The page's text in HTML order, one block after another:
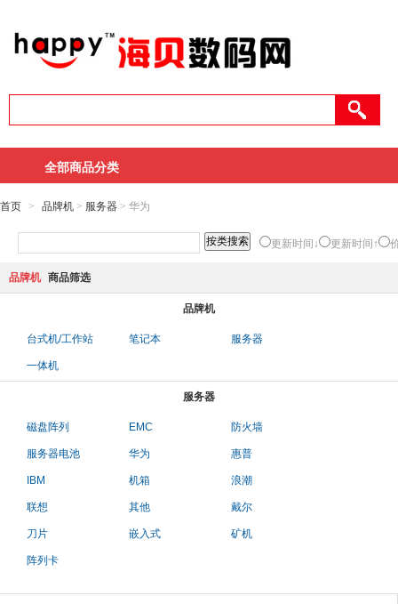
全部商品分类
首页 > 品牌机 > 服务器 > 华为
更新时间↓ 更新时间↑
品牌机 商品筛选
品牌机
台式机/工作站 笔记本 服务器
一体机
服务器
磁盘阵列 EMC 防火墙
服务器电池 华为 惠普
IBM 机箱 浪潮
联想 其他 戴尔
刀片 嵌入式 矿机
阵列卡